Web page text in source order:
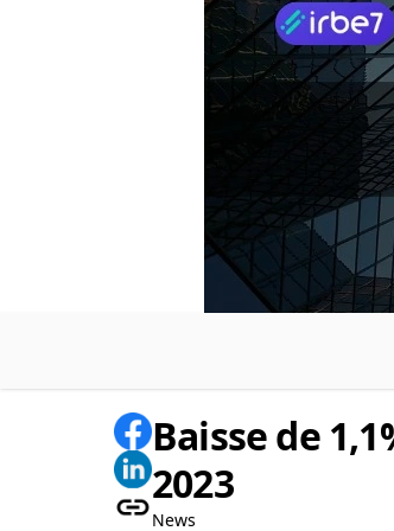
Baisse de
2023
News